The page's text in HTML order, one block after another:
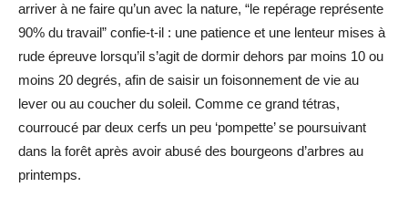
arriver à ne faire qu’un avec la nature, “le repérage représente
90% du travail” confie-t-il : une patience et une lenteur mises à
rude épreuve lorsqu’il s’agit de dormir dehors par moins 10 ou
moins 20 degrés, afin de saisir un foisonnement de vie au
lever ou au coucher du soleil. Comme ce grand tétras,
courroucé par deux cerfs un peu ‘pompette’ se poursuivant
dans la forêt après avoir abusé des bourgeons d’arbres au
printemps.